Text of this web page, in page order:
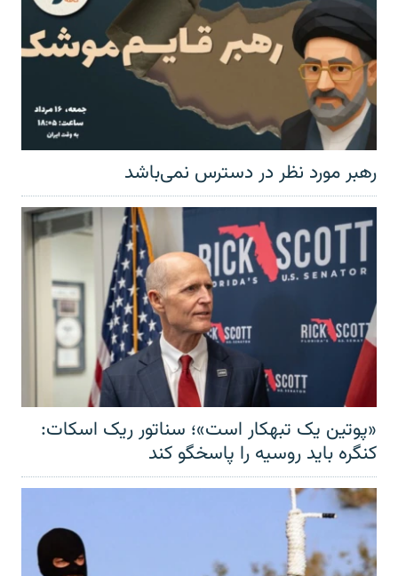
رهبر مورد نظر در دسترس نمی‌باشد
«پوتین یک تبهکار است»؛ سناتور ریک اسکات:
کنگره باید روسیه را پاسخگو کند